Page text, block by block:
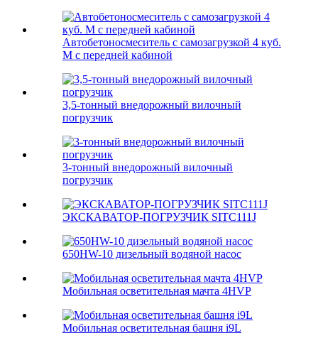
Автобетоносмеситель с самозагрузкой 4 куб.
М с передней кабиной
3,5-тонный внедорожный вилочный
погрузчик
3-тонный внедорожный вилочный
погрузчик
ЭКСКАВАТОР-ПОГРУЗЧИК SITC111J
650HW-10 дизельный водяной насос
Мобильная осветительная мачта 4HVP
Мобильная осветительная башня i9L